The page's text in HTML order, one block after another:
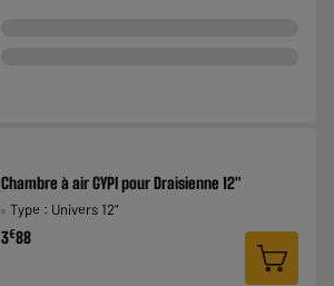
Chambre à air GYPI pour Draisienne 12"
Type : Univers 12"
3€88